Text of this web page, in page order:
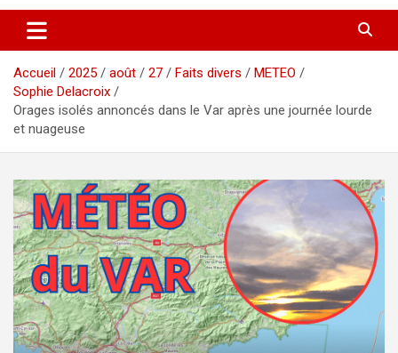
Accueil 2025 août 27 Faits divers
METEO
Sophie Delacroix
Orages isolés annoncés dans le Var après une journée lourde
et nuageuse